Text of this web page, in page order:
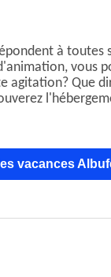
à toutes
vous
agitation? Que
vacances